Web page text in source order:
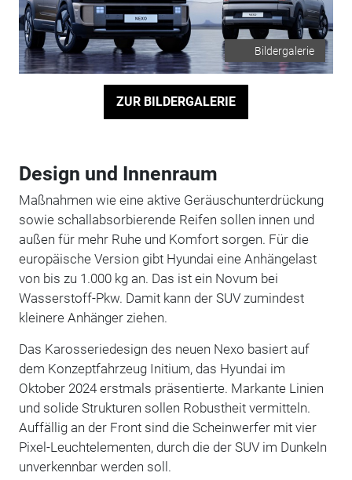
Bildergalerie
ZUR BILDERGALERIE
Design und Innenraum
Maßnahmen wie eine aktive Geräuschunterdrückung
sowie schallabsorbierende Reifen sollen innen und
außen für mehr Ruhe und Komfort sorgen. Für die
europäische Version gibt Hyundai eine Anhängelast
von bis zu 1.000 kg an. Das ist ein Novum bei
Wasserstoff-Pkw. Damit kann der SUV zumindest
kleinere Anhänger ziehen.
Das Karosseriedesign des neuen Nexo basiert auf
dem Konzeptfahrzeug Initium, das Hyundai im
Oktober 2024 erstmals präsentierte. Markante Linien
und solide Strukturen sollen Robustheit vermitteln.
Auffällig an der Front sind die Scheinwerfer mit vier
Pixel-Leuchtelementen, durch die der SUV im Dunkeln
unverkennbar werden soll.